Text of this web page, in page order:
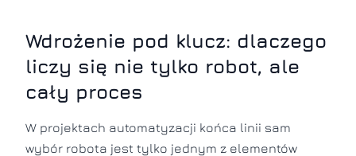
Wdrożenie pod klucz: dlaczego
liczy się nie tylko robot, ale
cały proces
W projektach automatyzacji końca linii sam
wybór robota jest tylko jednym z elementów